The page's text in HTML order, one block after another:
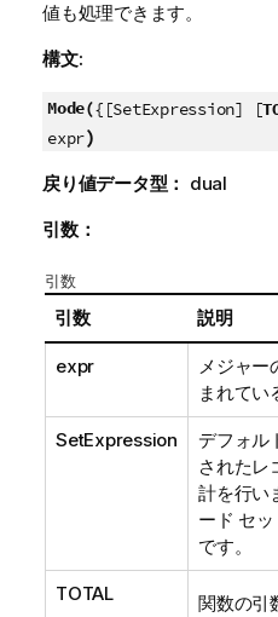
値も処理できます。
構文:
Mode({[SetExpression] [
expr)
戻り値データ型： dual
引数：
引数
引数 説明
expr
メジャー
まれてい
SetExpression
デフォル
されたレ
計を行い
ード セ
です。
TOTAL 関数の引